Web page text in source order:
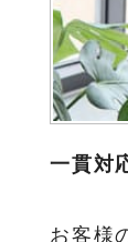
一貫対
お客様